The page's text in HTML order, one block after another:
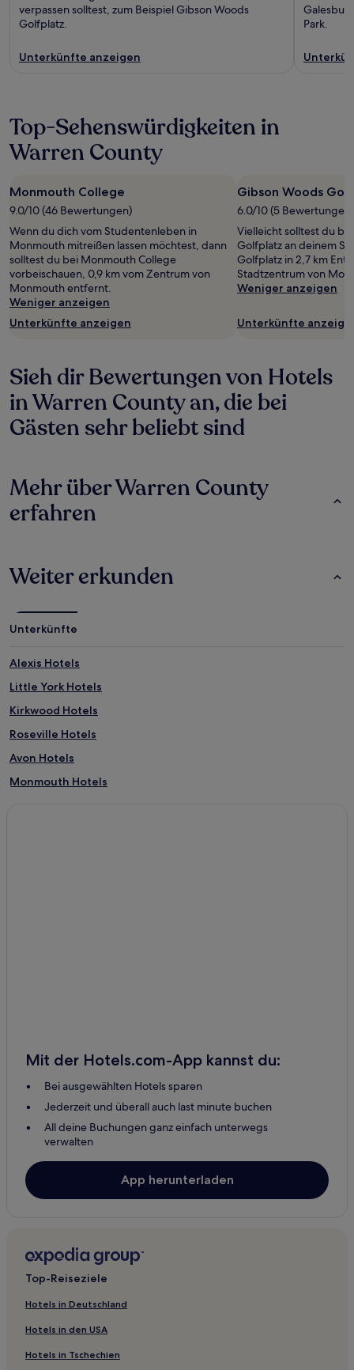
verpassen solltest, zum Beispiel Gibson Woods
Golfplatz.
Unterkünfte anzeigen
Park.
Top-Sehenswürdigkeiten in
Warren County
Monmouth College
9.0/10 (46 Bewertungen)
Wenn du dich vom Studentenleben in
Monmouth mitreißen lassen möchtest, dann
solltest du bei Monmouth College
vorbeischauen, 0,9 km vom Zentrum von
Monmouth entfernt.
Weniger anzeigen
Unterkünfte anzeigen
Gibson Woods
6.0/10 (5 Bewertungen)
Vielleicht solltest du
Golfplatz an deinem
Golfplatz in 2,7 km
Stadtzentrum von
Weniger anzeigen
Unterkünfte
Sieh dir Bewertungen von Hotels
in Warren County an, die bei
Gästen sehr beliebt sind
Mehr über Warren County
erfahren
Weiter erkunden
Unterkünfte
Alexis Hotels
Little York Hotels
Kirkwood Hotels
Roseville Hotels
Avon Hotels
Monmouth Hotels
Mit der Hotels.com-App kannst du:
Bei ausgewählten Hotels sparen
Jederzeit und überall auch last minute buchen
All deine Buchungen ganz einfach unterwegs
verwalten
App herunterladen
Top-Reiseziele
Hotels in Deutschland
Hotels in den USA
Hotels in Tschechien